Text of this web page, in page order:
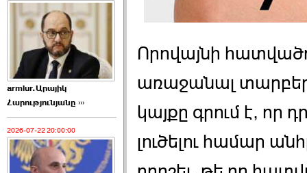
armlur.Արայիկ
Հարությունյանը ›››
2026-07-22 20:00:00
Որովայնի
առաջանալ
կայքը գրում է, որ
լուծելու համար